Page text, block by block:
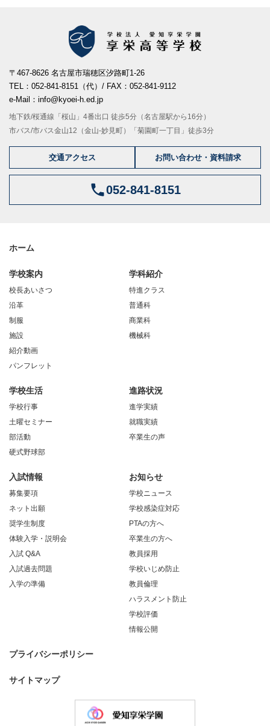
〒467-8626 名古屋市瑞穂区汐路町1-26
TEL：052-841-8151（代）/ FAX：052-841-9112
e-Mail：info@kyoei-h.ed.jp
地下鉄/桜通線「桜山」4番出口 徒歩5分（名古屋駅から16分）
市バス/市バス金山12（金山-妙見町）「菊園町一丁目」徒歩3分
交通アクセス お問い合わせ・資料請求
052-841-8151
ホーム
学校案内
校長あいさつ
沿革
制服
施設
紹介動画
パンフレット
学科紹介
特進クラス
普通科
商業科
機械科
学校生活
学校行事
土曜セミナー
部活動
硬式野球部
進路状況
進学実績
就職実績
卒業生の声
入試情報
募集要項
ネット出願
奨学生制度
体験入学・説明会
入試 Q&A
入試過去問題
入学の準備
お知らせ
学校ニュース
学校感染症対応
PTAの方へ
卒業生の方へ
教員採用
学校いじめ防止
教員倫理
ハラスメント防止
学校評価
情報公開
プライバシーポリシー
サイトマップ